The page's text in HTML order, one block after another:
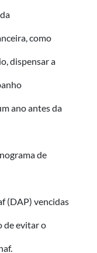
como
dispensar a
ano antes da
de
(DAP) vencidas
de evitar o